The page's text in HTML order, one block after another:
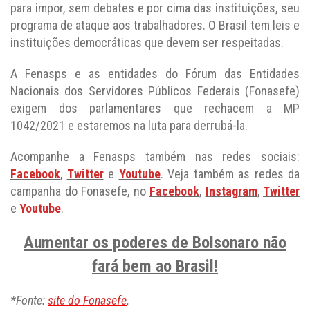
para impor, sem debates e por cima das instituições, seu
programa de ataque aos trabalhadores. O Brasil tem leis e
instituições democráticas que devem ser respeitadas.
A Fenasps e as entidades do Fórum das Entidades
Nacionais dos Servidores Públicos Federais (Fonasefe)
exigem dos parlamentares que rechacem a MP
1042/2021 e estaremos na luta para derrubá-la.
Acompanhe a Fenasps também nas redes sociais:
Facebook, Twittere Youtube. Veja também as redes da
campanha do Fonasefe, no Facebook, Instagram, Twitter
e Youtube.
Aumentar os poderes de Bolsonaro não
fará bem ao Brasil!
*Fonte:site do Fonasefe.